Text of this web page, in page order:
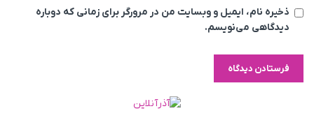
ذخیره نام، ایمیل و وبسایت من در مرورگر برای زمانی که دوباره
دیدگاهی می‌نویسم.